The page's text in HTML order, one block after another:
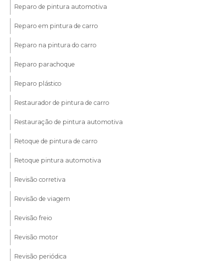
Reparo de pintura automotiva
Reparo em pintura de carro
Reparo na pintura do carro
Reparo parachoque
Reparo plástico
Restaurador de pintura de carro
Restauração de pintura automotiva
Retoque de pintura de carro
Retoque pintura automotiva
Revisão corretiva
Revisão de viagem
Revisão freio
Revisão motor
Revisão periódica